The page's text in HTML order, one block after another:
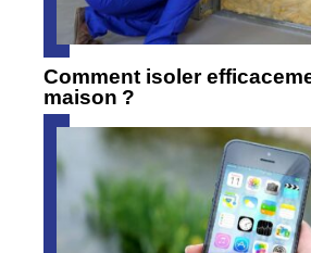
Comment isoler
maison ?